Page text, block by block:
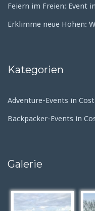
Feiern im Freien: Event
Erklimme neue Höhen:
Kategorien
Adventure-Events in
Backpacker-Events in
Galerie